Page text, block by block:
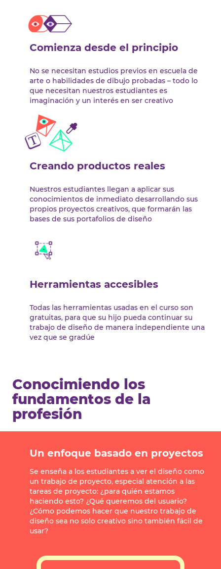
Comienza desde el principio
No se necesitan estudios previos en escuela de
arte o habilidades de dibujo probadas – todo lo
que necesitan nuestros estudiantes es
imaginación y un interés en ser creativo
Creando productos reales
Nuestros estudiantes llegan a aplicar sus
conocimientos de inmediato desarrollando sus
propios proyectos creativos, que formarán las
bases de sus portafolios de diseño
Herramientas accesibles
Todas las herramientas usadas en el curso son
gratuitas, para que su hijo pueda continuar su
trabajo de diseño de manera independiente una
vez que se gradúe
Conocimiendo los
fundamentos de la
profesión
Un enfoque basado en proyectos
Se enseña a los estudiantes a ver el diseño como
un trabajo de proyecto, especial atención a las
tareas de proyecto: ¿para quién estamos
haciendo esto? ¿Qué queremos del usuario?
¿Cómo podemos hacer que nuestro trabajo de
diseño sea no solo creativo sino también fácil de
usar?